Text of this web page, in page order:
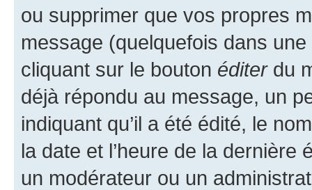
ou supprimer que vos propres
message (quelquefois dans
cliquant sur le bouton éditerdu
déjà répondu au message, un
indiquant qu’il a été édité, le
la date et l’heure de la dernière
un modérateur ou un